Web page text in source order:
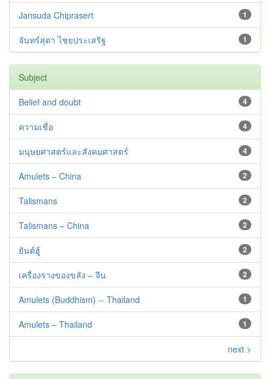
1
Jansuda Chiprasert
1
จันทร์สุดา ไชยประเสริฐ
Subject
4
Belief and doubt
4
ความเชื่อ
4
มนุษยศาสตร์และสังคมศาสตร์
2
Amulets – China
2
Talismans
2
Talismans – China
2
ยันต์ฮู้
2
เครื่องรางของขลัง – จีน
1
Amulets (Buddhism) -- Thailand
1
Amulets – Thailand
next >